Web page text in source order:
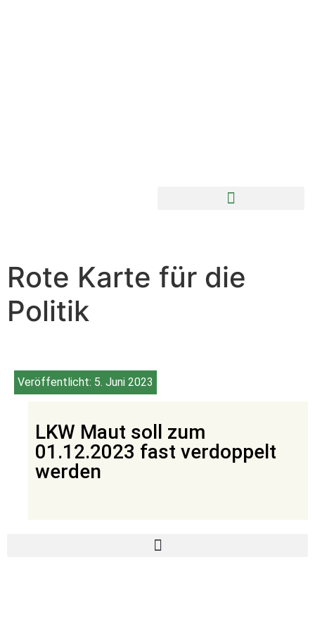
Rote Karte für die
Politik
Veröffentlicht: 5. Juni 2023
LKW Maut soll zum
01.12.2023 fast verdoppelt
werden